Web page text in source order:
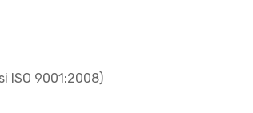
ISO 9001:2008)